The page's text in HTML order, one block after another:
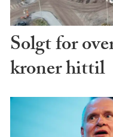
Solgt for
kroner hittil